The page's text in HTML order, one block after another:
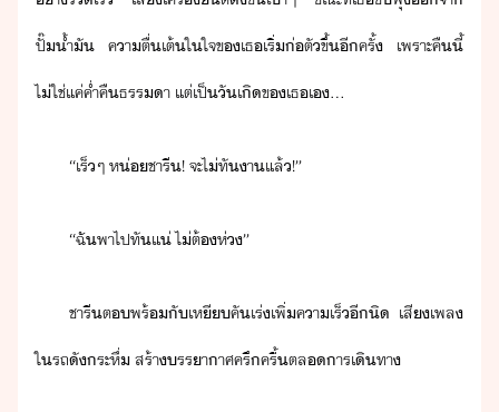
ปั๊้ำั​ ​คาตื่เต้​ใ​ใจ​ข​เธ​เริ่​่ตั​ขึ้​ีครั้​ ​เพราะ​คืี้​
ไ่ใช่​แค่​ค่ำคื​ธรรา​ ​แต่​เป็​ัเิ​ข​เธ​เ​...
“​เร็​ๆ​ ​ห่​ชารี​!​ ​จะ​ไ่ทั​า​แล้​!​”​
“​ฉั​พา​ไป​ทั​แ่​ ​ไ่ต้​ห่​”
​ชารี​ต​พร้ั​เหีคัเร่​เพิ่​คาเร็​ี​ิ​ ​เสีเพล​
ใ​รถ​ั​ระหึ่​ ​สร้า​รราาศ​ครึครื้​ตล​าร​เิทา